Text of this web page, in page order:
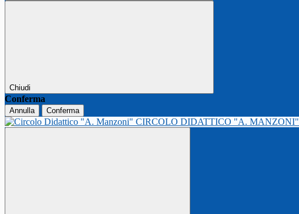
Chiudi
Conferma
Annulla Conferma
CIRCOLO DIDATTICO "A. MANZONI"